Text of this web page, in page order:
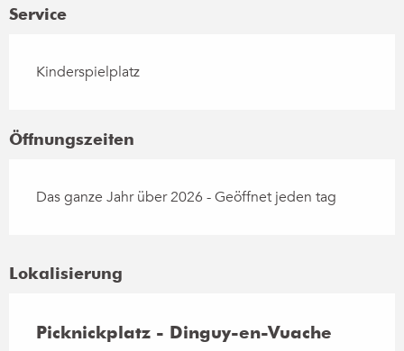
Service
Kinderspielplatz
Öffnungszeiten
Das ganze Jahr über 2026 - Geöffnet jeden tag
Lokalisierung
Picknickplatz - Dinguy-en-Vuache